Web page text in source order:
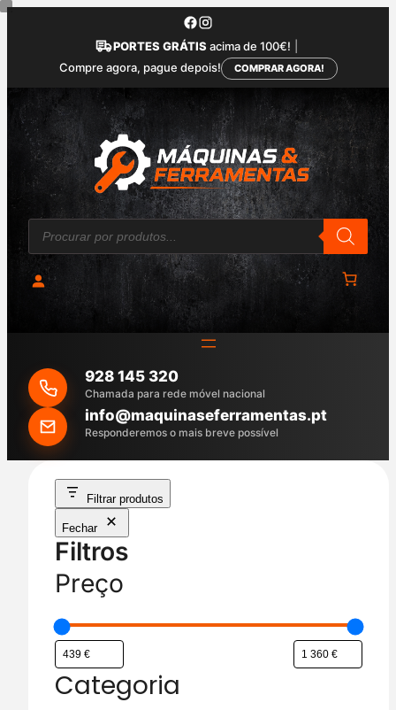
Saltar
conteúdo
PORTES GRÁTIS acima de 100€!
Compre agora, pague depois!
COMPRAR AGORA!
P
o
u
r
c
h
928 145 320
Chamada para rede móvel nacional
info@maquinaseferramentas.pt
Responderemos o mais breve possível
Filtrar produtos
Fechar
Filtros
Preço
Categoria